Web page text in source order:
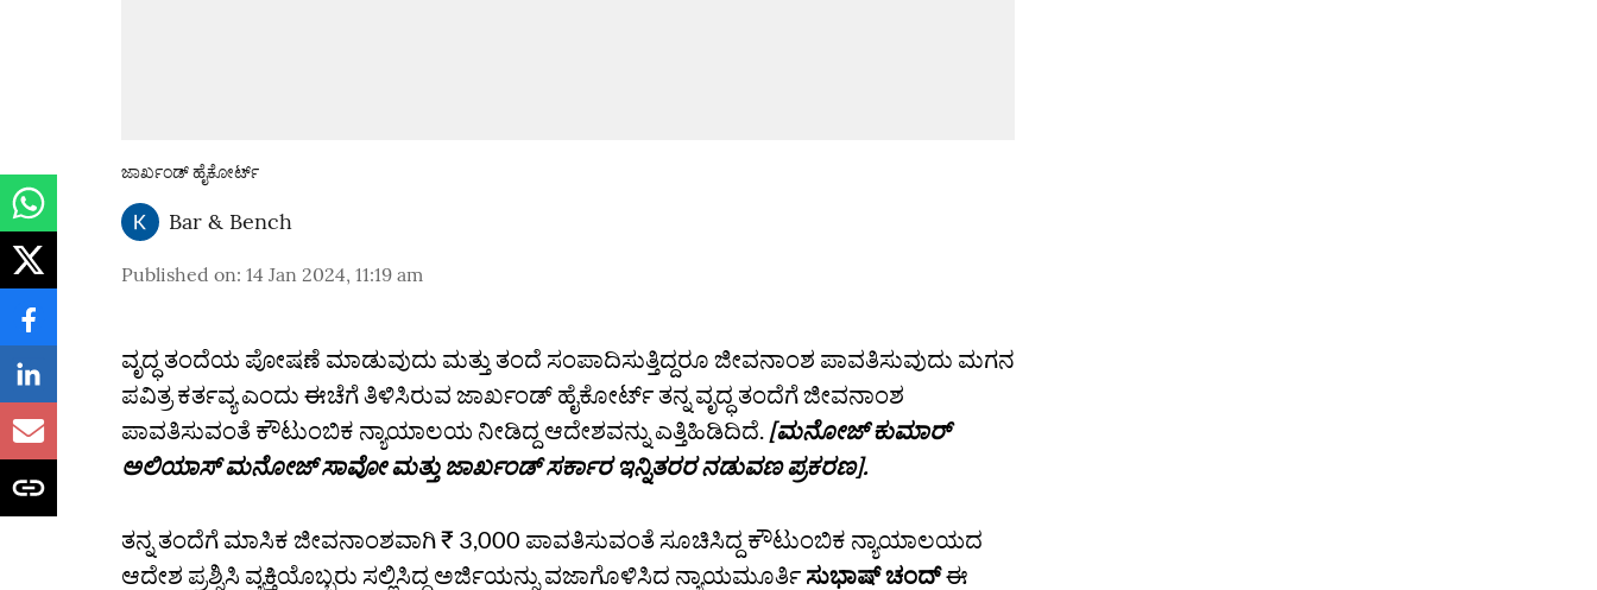
ಜಾರ್ಖಂಡ್ ಹೈಕೋರ್ಟ್
Bar & Bench
Published on: 14 Jan 2024, 11:19 am
ವೃದ್ಧ ತಂದೆಯ ಪೋಷಣೆ ಮಾಡುವುದು ಮತ್ತು ತಂದೆ ಸಂಪಾದಿಸುತ್ತಿದ್ದರೂ ಜೀವನಾಂಶ ಪಾವತಿಸುವುದು ಮಗನ
ಪವಿತ್ರ ಕರ್ತವ್ಯ ಎಂದು ಈಚೆಗೆ ತಿಳಿಸಿರುವ ಜಾರ್ಖಂಡ್‌ ಹೈಕೋರ್ಟ್‌ ತನ್ನ ವೃದ್ಧ ತಂದೆಗೆ ಜೀವನಾಂಶ
ಪಾವತಿಸುವಂತೆ ಕೌಟುಂಬಿಕ ನ್ಯಾಯಾಲಯ ನೀಡಿದ್ದ ಆದೇಶವನ್ನು ಎತ್ತಿಹಿಡಿದಿದೆ. [ಮನೋಜ್‌ ಕುಮಾರ್‌
ಅಲಿಯಾಸ್‌ ಮನೋಜ್‌ ಸಾವೋ ಮತ್ತು ಜಾರ್ಖಂಡ್‌ ಸರ್ಕಾರ ಇನ್ನಿತರರ ನಡುವಣ ಪ್ರಕರಣ].
ತನ್ನ ತಂದೆಗೆ ಮಾಸಿಕ ಜೀವನಾಂಶವಾಗಿ ₹ 3,000 ಪಾವತಿಸುವಂತೆ ಸೂಚಿಸಿದ್ದ ಕೌಟುಂಬಿಕ ನ್ಯಾಯಾಲಯದ
ಆದೇಶ ಪ್ರಶ್ನಿಸಿ ವ್ಯಕ್ತಿಯೊಬ್ಬರು ಸಲ್ಲಿಸಿದ್ದ ಅರ್ಜಿಯನ್ನು ವಜಾಗೊಳಿಸಿದ ನ್ಯಾಯಮೂರ್ತಿ ಸುಭಾಷ್ ಚಂದ್ಈ